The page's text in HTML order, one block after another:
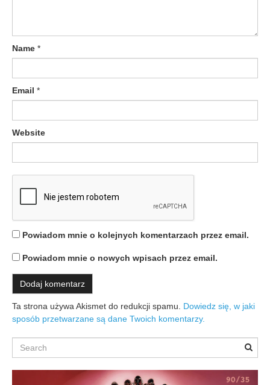
p
s
u
Name *
Email *
Website
Powiadom mnie o kolejnych komentarzach przez email.
Powiadom mnie o nowych wpisach przez email.
Ta strona używa Akismet do redukcji spamu. Dowiedz się, w jaki
sposób przetwarzane są dane Twoich komentarzy.
Search